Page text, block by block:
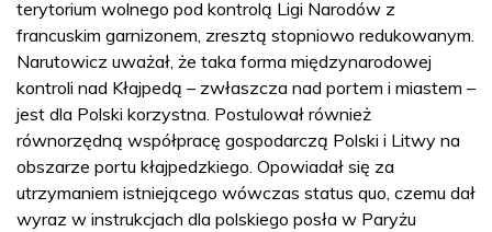
terytorium wolnego pod kontrolą Ligi Narodów z
francuskim garnizonem, zresztą stopniowo redukowanym.
Narutowicz uważał, że taka forma międzynarodowej
kontroli nad Kłajpedą – zwłaszcza nad portem i miastem –
jest dla Polski korzystna. Postulował również
równorzędną współpracę gospodarczą Polski i Litwy na
obszarze portu kłajpedzkiego. Opowiadał się za
utrzymaniem istniejącego wówczas status quo, czemu dał
wyraz w instrukcjach dla polskiego posła w Paryżu